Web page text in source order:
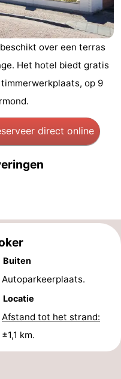
over een terras
Het hotel biedt gratis
op 9
direct online
Buiten
Autoparkeerplaats.
Locatie
Afstand tot het strand:
±1,1 km.